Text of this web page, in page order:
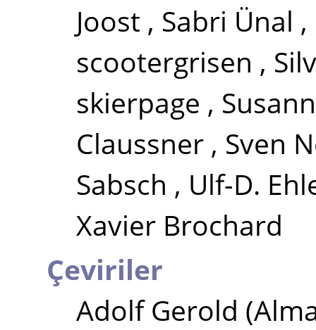
Joost , Sabri Ünal ,
scootergrisen ,
skierpage ,
Claussner , Sven
Sabsch , Ulf-D.
Xavier Brochard
Çeviriler
Adolf Gerold